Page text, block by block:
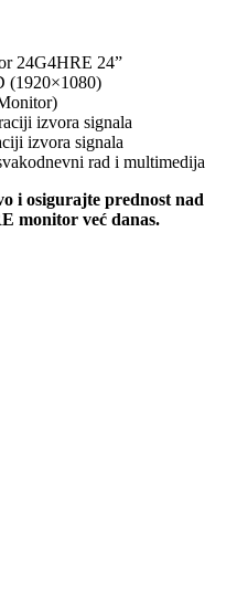
24G4HRE 24”
(1920×1080)
izvora signala
izvora signala
rad i multimedija
i osigurajte prednost nad
monitor već danas.